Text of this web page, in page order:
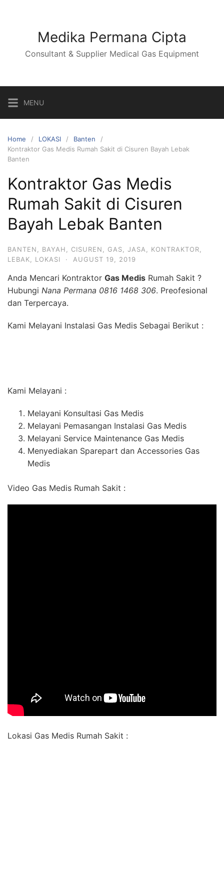
Medika Permana Cipta
Consultant & Supplier Medical Gas Equipment
MENU
Home LOKASI
Banten
Kontraktor Gas Medis Rumah Sakit di Cisuren Bayah Lebak
Banten
Kontraktor Gas Medis
Rumah Sakit di Cisuren
Bayah Lebak Banten
BANTEN BAYAH CISUREN GAS JASA KONTRAKTOR
LEBAK
LOKASI · AUGUST 19, 2019
Anda Mencari Kontraktor Gas Medis Rumah Sakit ?
Hubungi Nana Permana 0816 1468 306. Preofesional
dan Terpercaya.
Kami Melayani Instalasi Gas Medis Sebagai Berikut :
Kami Melayani :
Melayani Konsultasi Gas Medis
Melayani Pemasangan Instalasi Gas Medis
Melayani Service Maintenance Gas Medis
Menyediakan Sparepart dan Accessories Gas
Medis
Video Gas Medis Rumah Sakit :
Lokasi Gas Medis Rumah Sakit :